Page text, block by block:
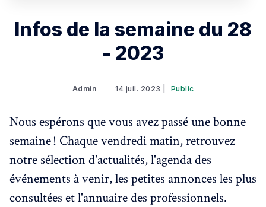
Infos de la semaine du 28
- 2023
Admin 14 juil. 2023 | Public
Nous espérons que vous avez passé une bonne
semaine ! Chaque vendredi matin, retrouvez
notre sélection d'actualités, l'agenda des
événements à venir, les petites annonces les plus
consultées et l'annuaire des professionnels.